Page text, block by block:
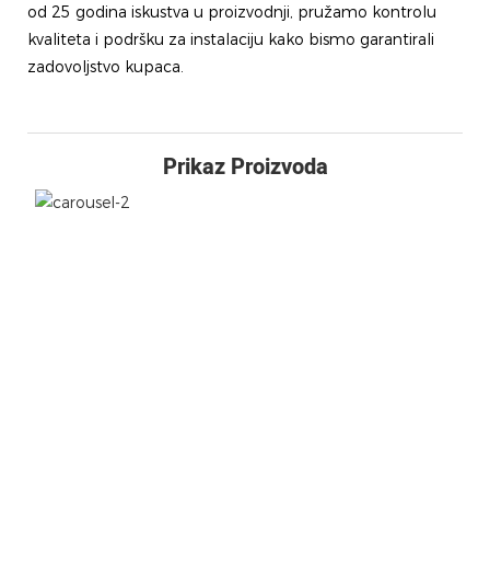
od 25 godina iskustva u proizvodnji, pružamo kontrolu
kvaliteta i podršku za instalaciju kako bismo garantirali
zadovoljstvo kupaca.
Prikaz Proizvoda